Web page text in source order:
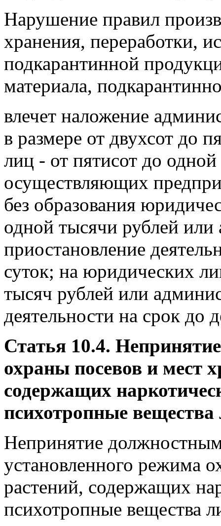
Нарушение правил
хранения, переработки,
подкарантинной
материала,
влечет наложение
в размере от двухсот до
лиц - от пятисот до
осуществляющих
без образования
одной тысячи рублей или
приостановление
суток; на юридических
тысяч рублей или
деятельности на срок до
Статья 10.4.
охраны посевов и мест
содержащих
психотропные
Непринятие
установленного режима
растений, содержащих
психотропные вещества